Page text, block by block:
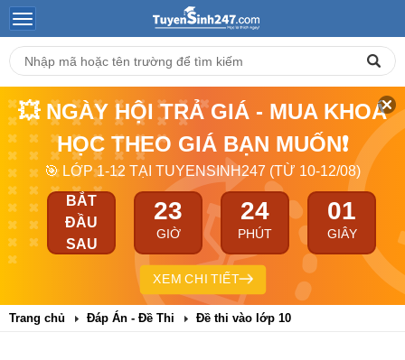
💥 NGÀY HỘI TRẢ GIÁ - MUA KHOÁ
HỌC THEO GIÁ BẠN MUỐN❗
🎯 LỚP 1-12 TẠI TUYENSINH247 (TỪ 10-12/08)
BẮT
ĐẦU
SAU
23
GIỜ
24
PHÚT
00
GIÂY
XEM CHI TIẾT
Trang chủ Đáp Án - Đề Thi Đề thi vào lớp 10